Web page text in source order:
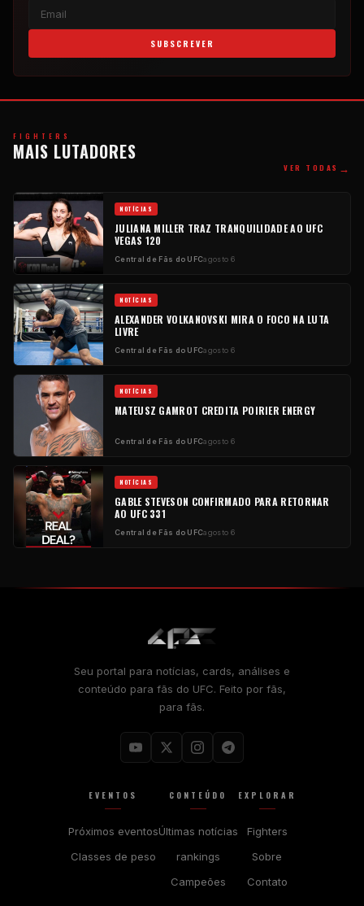
SUBSCREVER
FIGHTERS
MAIS LUTADORES
VER TODAS →
NOTÍCIAS
JULIANA MILLER TRAZ TRANQUILIDADE AO UFC
VEGAS 120
Central de Fãs do UFCagosto 6
NOTÍCIAS
ALEXANDER VOLKANOVSKI MIRA O FOCO NA LUTA
LIVRE
Central de Fãs do UFCagosto 6
NOTÍCIAS
MATEUSZ GAMROT CREDITA POIRIER ENERGY
Central de Fãs do UFCagosto 6
NOTÍCIAS
GABLE STEVESON CONFIRMADO PARA RETORNAR
AO UFC 331
Central de Fãs do UFCagosto 6
Seu portal para notícias, cards, análises e
conteúdo para fãs do UFC. Feito por fãs,
para fãs.
EVENTOS
Próximos eventos
Classes de peso
CONTEÚDO
Últimas notícias
rankings
Campeões
EXPLORAR
Fighters
Sobre
Contato